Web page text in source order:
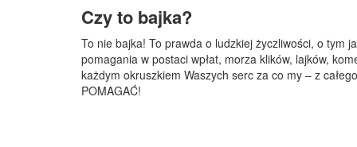
Czy to bajka?
To nie bajka! To prawda o ludzkiej życzliwości, o tym
pomagania w postaci wpłat, morza klików, lajków,
każdym okruszkiem Waszych serc za co my – z
POMAGAĆ!